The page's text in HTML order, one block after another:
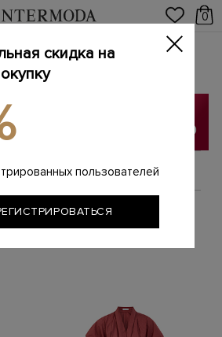
0
женские платья
/
СОРТИРОВАТЬ
скидка на
пользователей